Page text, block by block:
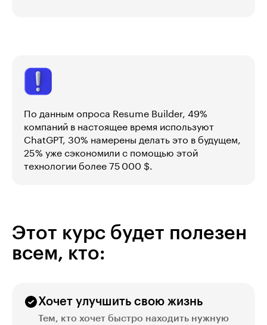
По данным опроса Resume Builder, 49%
компаний в настоящее время используют
ChatGPT, 30% намерены делать это в будущем,
25% уже сэкономили с помощью этой
технологии более 75 000 $.
Этот курс будет полезен
всем, кто:
Хочет улучшить свою жизнь
Тем, кто хочет быстро находить нужную